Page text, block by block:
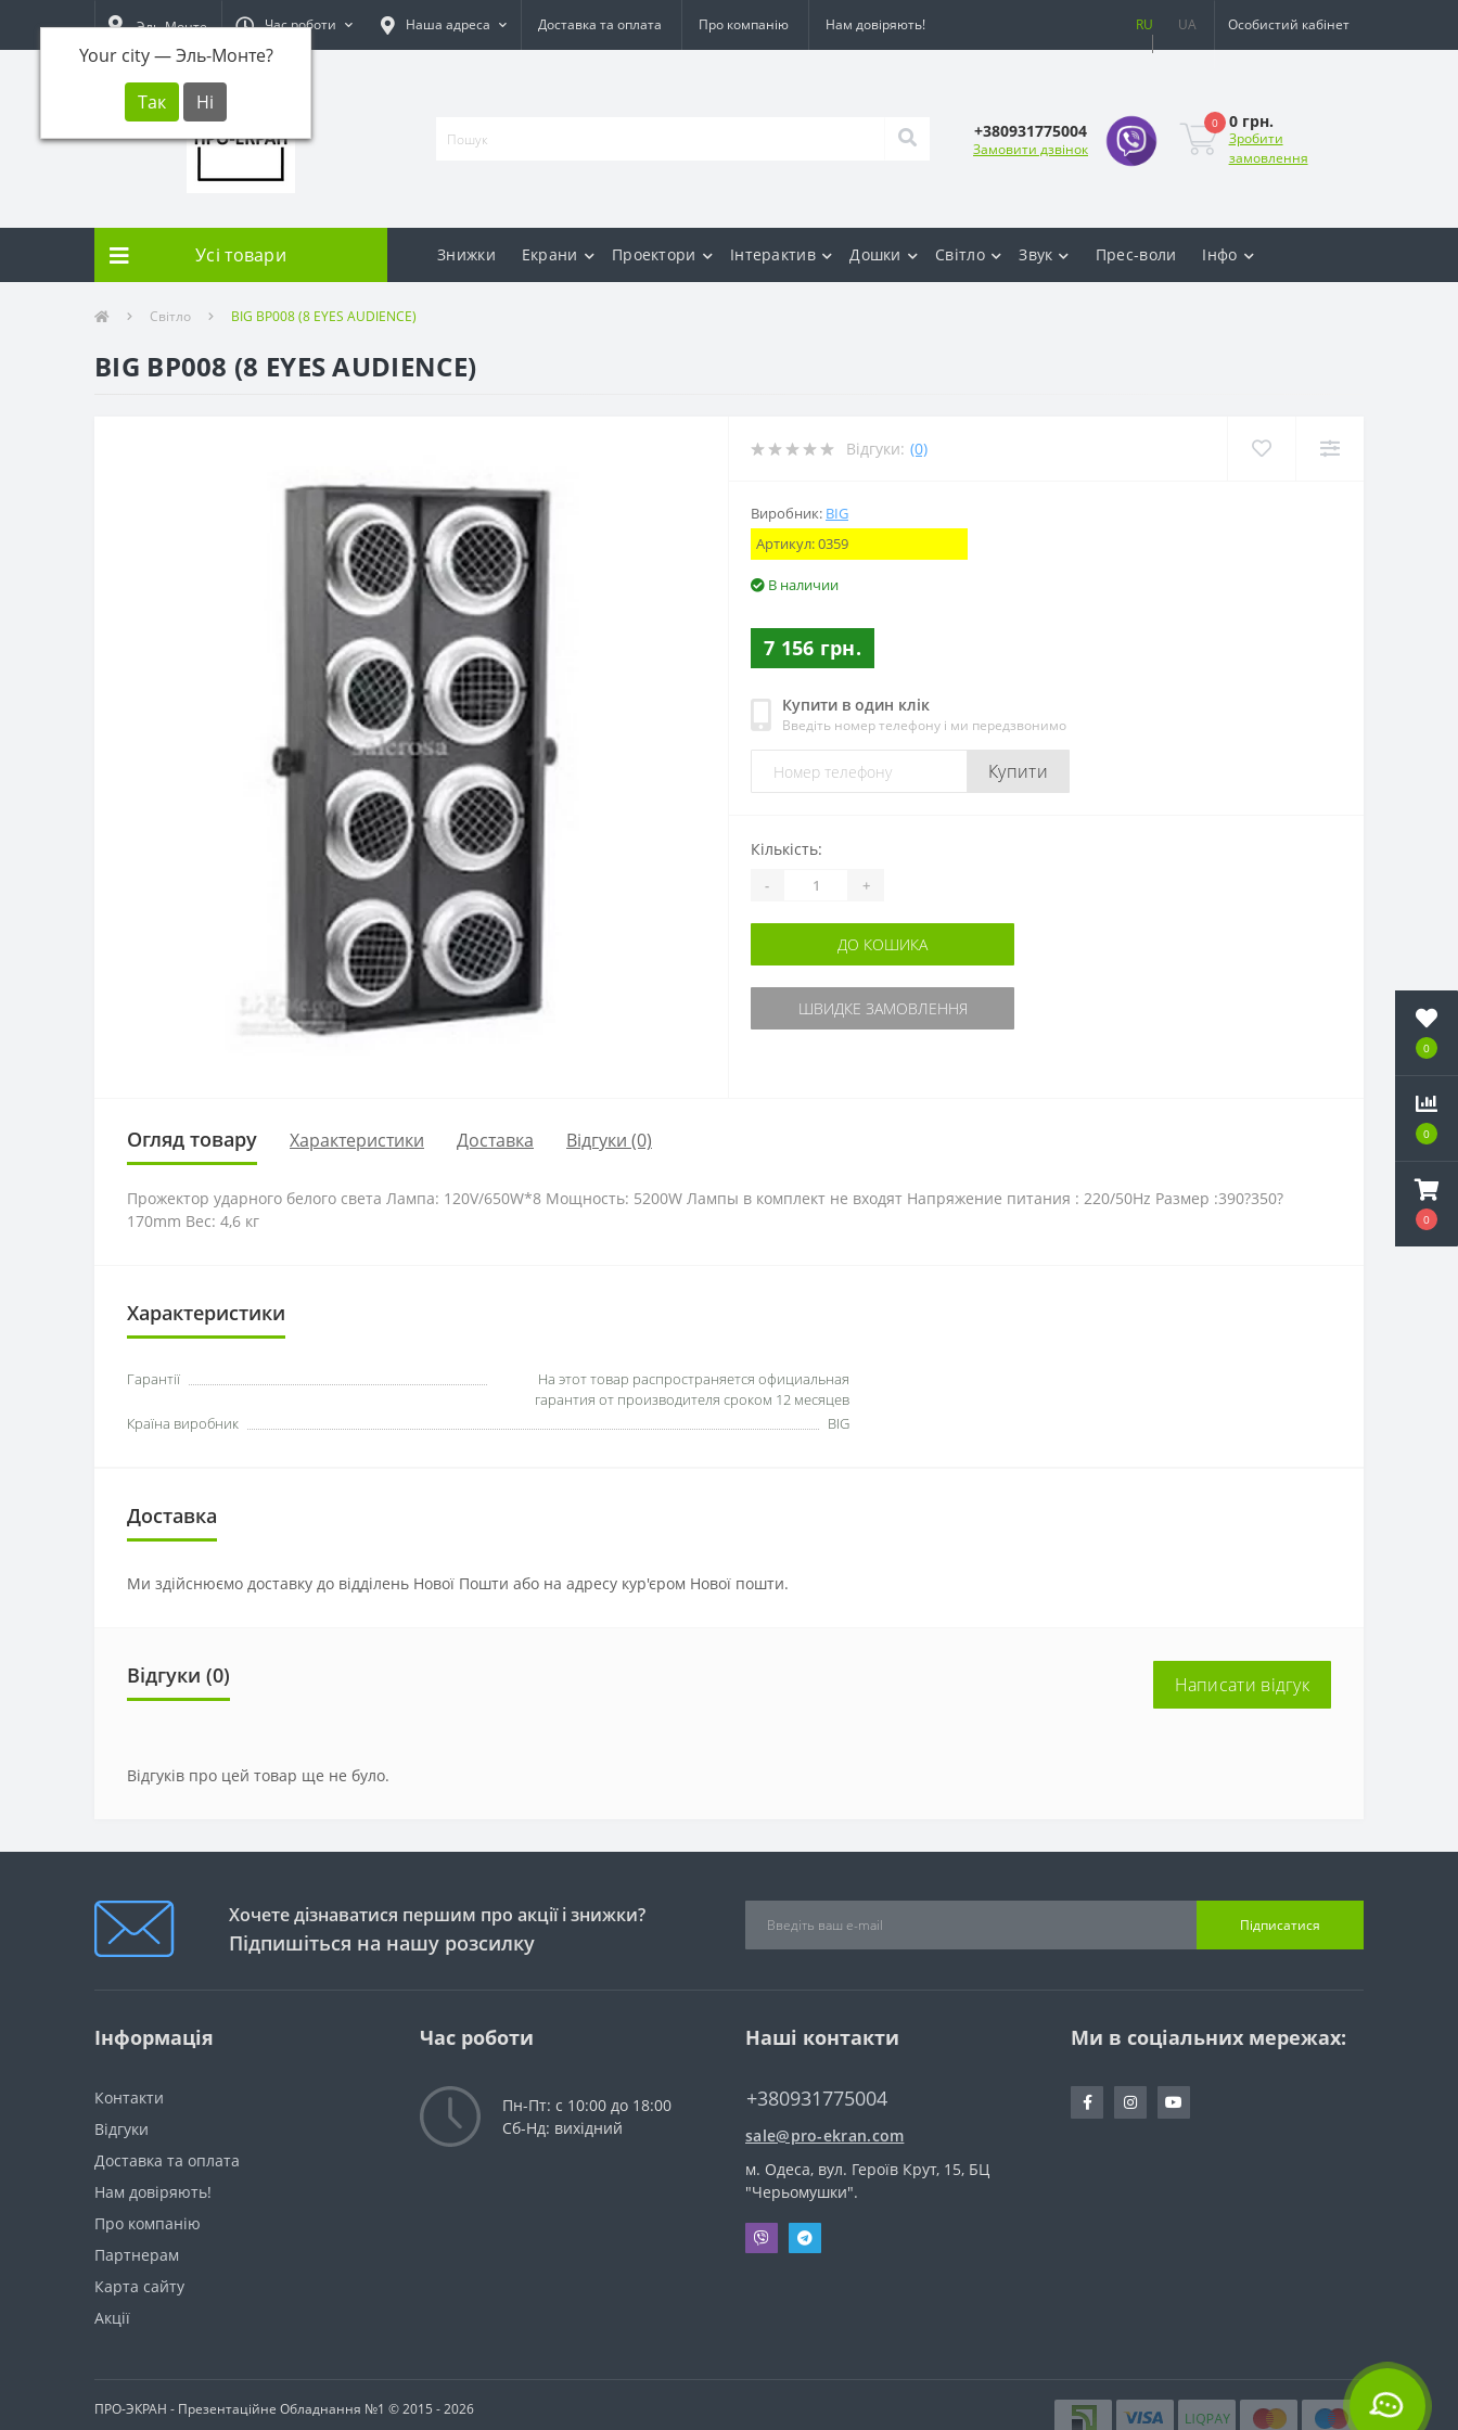
0
0
0
Эль-Монте
Your city —Эль-Монте?
Час роботи Наша адреса Доставка та оплата Про компанію Нам довіряють! UA Особистий кабінет
+380931775004
Замовити дзвінок
0 0 грн.
Зробити
замовлення
Усі товари Знижки Екрани Проектори Інтерактив Дошки Світло Звук Прес-воли Інфо
Світло BIG BP008 (8 EYES AUDIENCE)
BIG BP008 (8 EYES AUDIENCE)
Відгуки: (0)
Виробник: BIG
Артикул:0359
В наличии
7 156 грн.
Купити в один клік
Введіть номер телефону і ми передзвонимо
Купити
Кількість:
- +
ДО КОШИКА
ШВИДКЕ ЗАМОВЛЕННЯ
Огляд товару Характеристики Доставка Відгуки (0)
Прожектор ударного белого света Лампа: 120V/650W*8 Мощность: 5200W Лампы в комплект не входят Напряжение питания : 220/50Hz Размер :390?350?
170mm Вес: 4,6 кг
Характеристики
Гарантії
На этот товар распространяется официальная
гарантия от производителя сроком 12 месяцев
Країна виробник
BIG
Доставка
Ми здійснюємо доставку до відділень Нової Пошти або на адресу кур'єром Нової пошти.
Відгуки (0) Написати відгук
Відгуків про цей товар ще не було.
Хочете дізнаватися першим про акції і знижки?
Підпишіться на нашу розсилку
Підписатися
Інформація
Контакти
Відгуки
Доставка та оплата
Нам довіряють!
Про компанію
Партнерам
Карта сайту
Акції
Час роботи
Пн-Пт: с 10:00 до 18:00
Сб-Нд: вихідний
Наші контакти
+380931775004
sale@pro-ekran.com
м. Одеса, вул. Героїв Крут, 15, БЦ
"Черьомушки".
Ми в соціальних мережах:
ПРО-ЭКРАН - Презентаційне Обладнання №1 © 2015 - 2026